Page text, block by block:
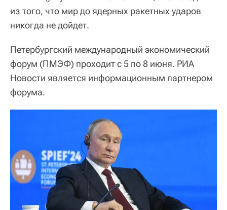
из того, что мир до ядерных ракетных ударов
никогда не дойдет.
Петербургский международный экономический
форум (ПМЭФ) проходит с 5 по 8 июня. РИА
Новости является информационным партнером
форума.